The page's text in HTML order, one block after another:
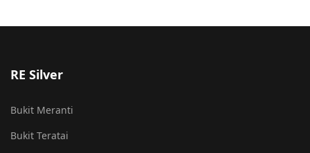
RE Silver
Bukit Meranti
Bukit Teratai